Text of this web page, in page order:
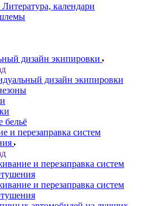
Литература, календари
дизайн экипировки
дизайн экипировки
бельё
и перезаправка систем
и перезаправка систем
и перезаправка систем